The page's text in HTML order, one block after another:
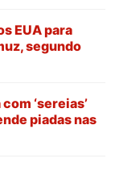
EUA para
segundo
‘sereias’
piadas nas